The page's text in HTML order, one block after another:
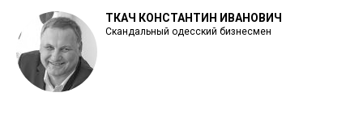
ТКАЧ КОНСТАНТИН ИВАНОВИЧ
Скандальный одесский бизнесмен